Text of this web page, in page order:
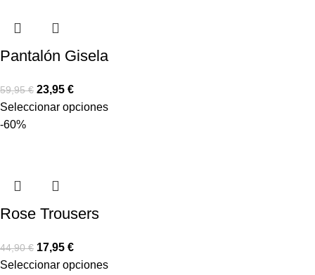
Pantalón Gisela
59,95€ 23,95 €
Seleccionar opciones
-60%
Rose Trousers
44,90€ 17,95 €
Seleccionar opciones